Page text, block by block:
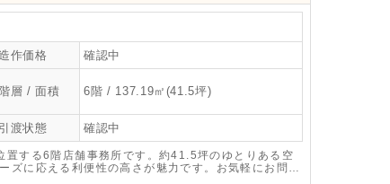
作価格 確認中
階層 / 面積 6階 / 137.19㎡(41.5坪)
引渡状態 確認中
する6階店舗事務所です。約41.5坪のゆとりある空
ズに応える利便性の高さが魅力です。お気軽にお問い